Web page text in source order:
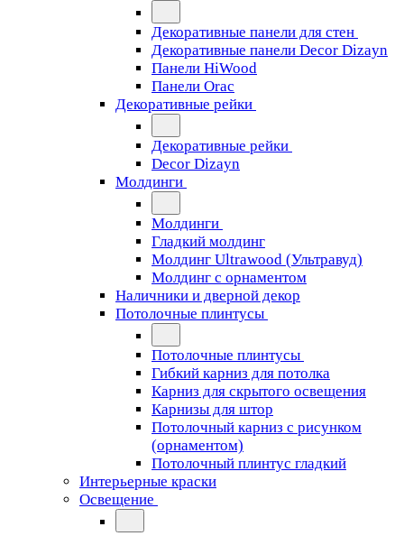
Декоративные панели для стен
Декоративные панели Decor Dizayn
Панели HiWood
Панели Orac
Декоративные рейки
Декоративные рейки
Decor Dizayn
Молдинги
Молдинги
Гладкий молдинг
Молдинг Ultrawood (Ультравуд)
Молдинг с орнаментом
Наличники и дверной декор
Потолочные плинтусы
Потолочные плинтусы
Гибкий карниз для потолка
Карниз для скрытого освещения
Карнизы для штор
Потолочный карниз с рисунком
(орнаментом)
Потолочный плинтус гладкий
Интерьерные краски
Освещение